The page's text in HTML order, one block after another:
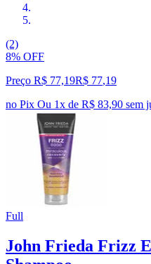
(2)
8% OFF
Preço R$ 77,19R$ 77,19
no Pix Ou 1x de R$ 83,90 sem
Full
John Frieda Frizz